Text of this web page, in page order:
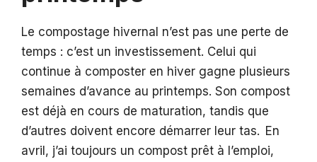
Le compostage hivernal n’est pas une perte de
temps : c’est un investissement. Celui qui
continue à composter en hiver gagne plusieurs
semaines d’avance au printemps. Son compost
est déjà en cours de maturation, tandis que
d’autres doivent encore démarrer leur tas. En
avril, j’ai toujours un compost prêt à l’emploi,